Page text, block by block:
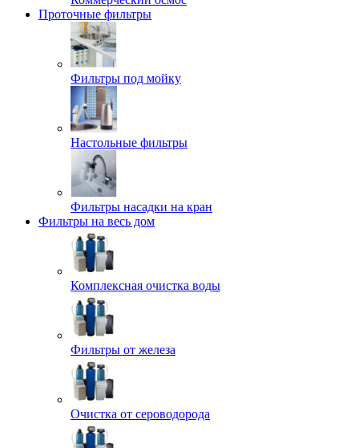
Проточные фильтры
Фильтры под мойку
Настольные фильтры
Фильтры насадки на кран
Фильтры на весь дом
Комплексная очистка воды
Фильтры от железа
Очистка от сероводорода